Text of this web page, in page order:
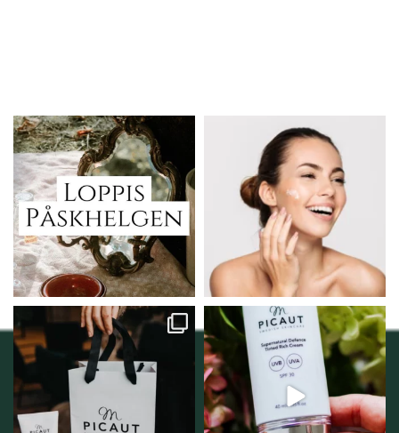
Vi skall ha loppis!
I Vellnez anda;...
6 0
Behandlingserbjudande
februari-mars!
Vi...
0
Vellnez – din
samlingsplats för
personlig handel i
Njut av solens härliga
strålar men skydda dig...
12 1